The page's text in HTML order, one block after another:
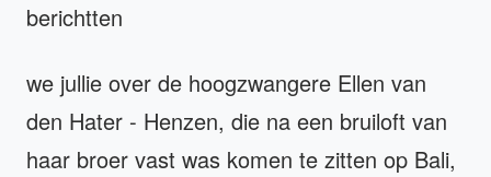
berichtten
we jullie over de hoogzwangere Ellen van
den Hater - Henzen, die na een bruiloft van
haar broer vast was komen te zitten op Bali,